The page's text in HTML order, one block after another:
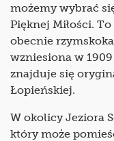
możemy wybrać
Pięknej Miłości.
obecnie
wzniesiona w
znajduje się
Łopieńskiej.
W okolicy Jeziora
który może